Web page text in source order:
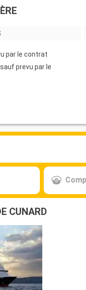
par le contrat
prevu par le
CUNARD